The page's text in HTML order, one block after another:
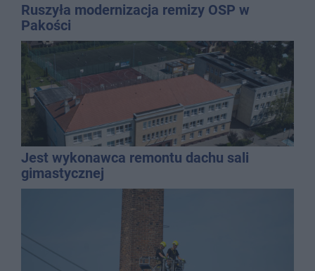
Ruszyła modernizacja remizy OSP w
Pakości
Jest wykonawca remontu dachu sali
gimastycznej